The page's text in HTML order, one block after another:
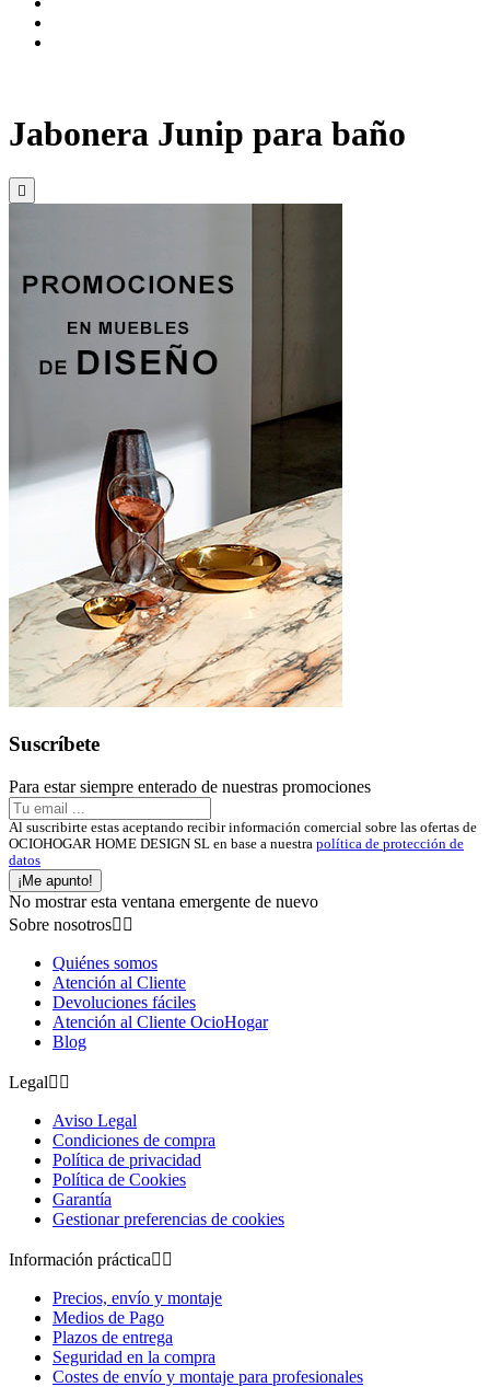
Jabonera Junip para baño

Suscríbete
Para estar siempre enterado de nuestras promociones
Al suscribirte estas aceptando recibir información comercial sobre las ofertas de
OCIOHOGAR HOME DESIGN SL en base a nuestra política de protección de
datos
¡Me apunto!
No mostrar esta ventana emergente de nuevo
Sobre nosotros 
Quiénes somos
Atención al Cliente
Devoluciones fáciles
Atención al Cliente OcioHogar
Blog
Legal 
Aviso Legal
Condiciones de compra
Política de privacidad
Política de Cookies
Garantía
Gestionar preferencias de cookies
Información práctica 
Precios, envío y montaje
Medios de Pago
Plazos de entrega
Seguridad en la compra
Costes de envío y montaje para profesionales